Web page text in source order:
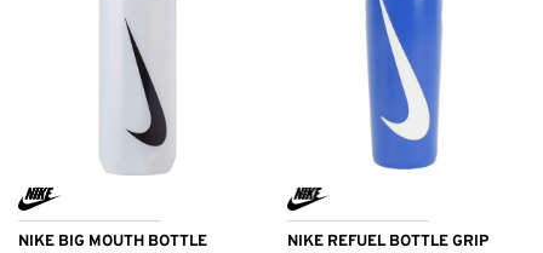
NIKE BIG MOUTH BOTTLE NIKE REFUEL BOTTLE GRIP